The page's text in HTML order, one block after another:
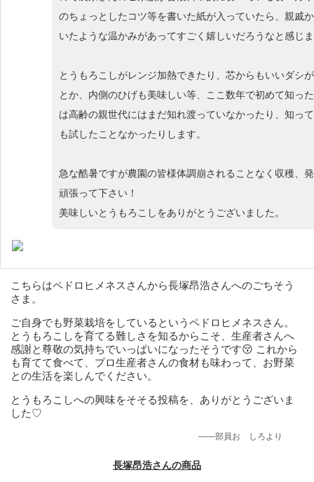
のちょっとしたコツ等を書いた紙が入っていたら、親戚
いたような温かみがあってすごく嬉しいだろうなと感じ
とうもろこしがレンジ加熱できたり、芯からもいいダシ
とか、内側のひげも美味しい等、ここ数年で初めて知っ
は高齢の親世代にはまだ知れ渡っていなかったり、知っ
も試したことなかったりします。
急な酷暑ですが農園の皆様体調崩されることなく収穫、
頑張って下さい！
美味しいとうもろこしをありがとうございました。
こちらはペドロヒメネスさんから長塚昂浩さんへのごちそう
さま。
ご自身でも野菜栽培をしているというペドロヒメネスさん。
とうもろこしを育てる難しさを知るからこそ、生産者さんへ
感謝と尊敬の気持ちでいっぱいになったそうです😚 これから
も育てて食べて、プロ生産者さんの食材も味わって、お野菜
との生活を楽しんでください。
とうもろこしへの興味をそそる投稿を、ありがとうございま
した♡
——部員おゝしろより
長塚昂浩さんの商品